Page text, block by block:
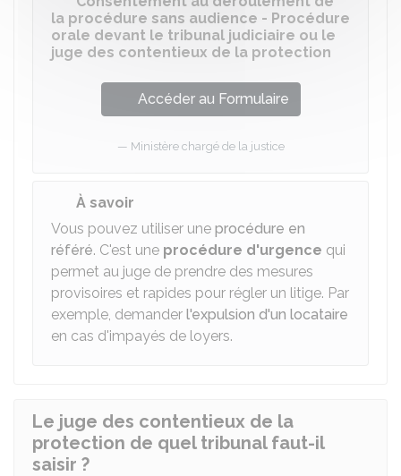
la procédure sans audience - Procédure
orale devant le tribunal judiciaire ou le
juge des contentieux de la protection
Accéder au Formulaire
Ministère chargé de la justice
À savoir
Vous pouvez utiliser une procédure en
référé. C'est une procédure d'urgence qui
permet au juge de prendre des mesures
provisoires et rapides pour régler un litige. Par
exemple, demander l'expulsion d'un locataire
en cas d'impayés de loyers.
Le juge des contentieux de la
protection de quel tribunal faut-il
saisir ?